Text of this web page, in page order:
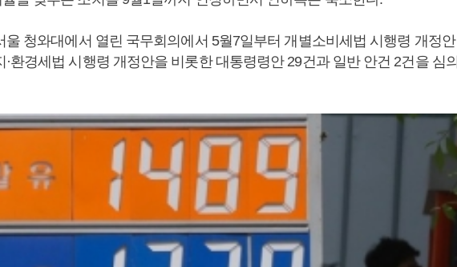
울 청와대에서 열린 국무회의에서 5월7일부터 개별소비세법 시행령 개정안
·환경세법 시행령 개정안을 비롯한 대통령령안 29건과 일반 안건 2건을 심의